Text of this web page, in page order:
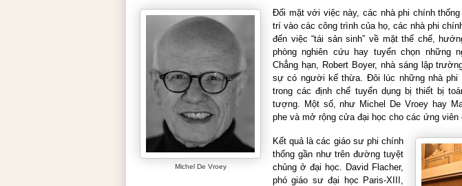
Michel De Vroey
Đối mặt với việc này, các nhà phi chính
trí vào các công trình của họ, các nhà phi
đến việc “tái sản sinh” về mặt thể chế,
phòng nghiên cứu hay tuyển chọn những
Chẳng hạn, Robert Boyer, nhà sáng lập
sự có người kế thừa. Đôi lúc những nhà phi
trong các định chế tuyển dụng bị thiết bị
tượng. Một số, như Michel De Vroey hay
phe và mở rộng cửa đại học cho các ứng viên
Kết quả là các giáo sư phi chính
thống gần như trên đường tuyệt
chủng ở đại học. David Flacher,
phó giáo sư đại học Paris-XIII,